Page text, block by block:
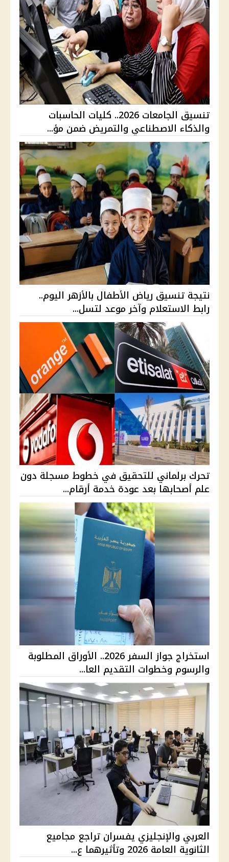
تنسيق الجامعات 2026.. كليات الحاسبات
والذكاء الاصطناعي والتمريض ضمن مؤ...
نتيجة تنسيق رياض الأطفال بالأزهر اليوم..
رابط الاستعلام وآخر موعد لتسل...
تحرك برلماني للتحقيق في خطوط مسجلة دون
علم أصحابها بعد عودة خدمة أرقام...
استخراج جواز السفر 2026.. الأوراق المطلوبة
والرسوم وخطوات التقديم العا...
العربي والإنجليزي يفسران تراجع مجاميع
الثانوية العامة 2026 وتأثيرهما ع...